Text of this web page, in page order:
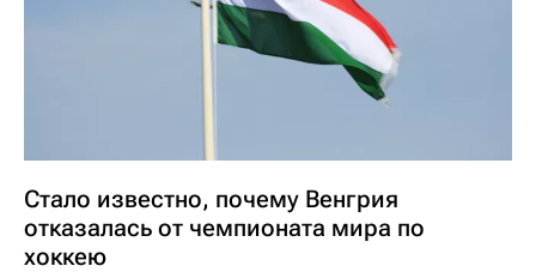
Стало известно, почему Венгрия
отказалась от чемпионата мира по
хоккею